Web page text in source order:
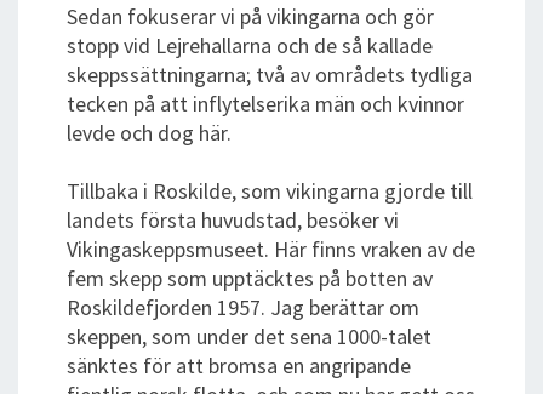
Sedan fokuserar vi på vikingarna och gör
stopp vid Lejrehallarna och de så kallade
skeppssättningarna; två av områdets tydliga
tecken på att inflytelserika män och kvinnor
levde och dog här.
Tillbaka i Roskilde, som vikingarna gjorde till
landets första huvudstad, besöker vi
Vikingaskeppsmuseet. Här finns vraken av de
fem skepp som upptäcktes på botten av
Roskildefjorden 1957. Jag berättar om
skeppen, som under det sena 1000-talet
sänktes för att bromsa en angripande